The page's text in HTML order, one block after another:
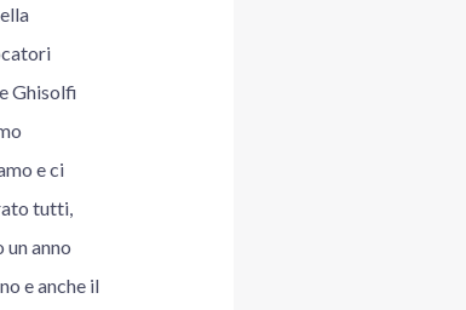
Ghisolfi
e ci
tutti,
un anno
e anche il